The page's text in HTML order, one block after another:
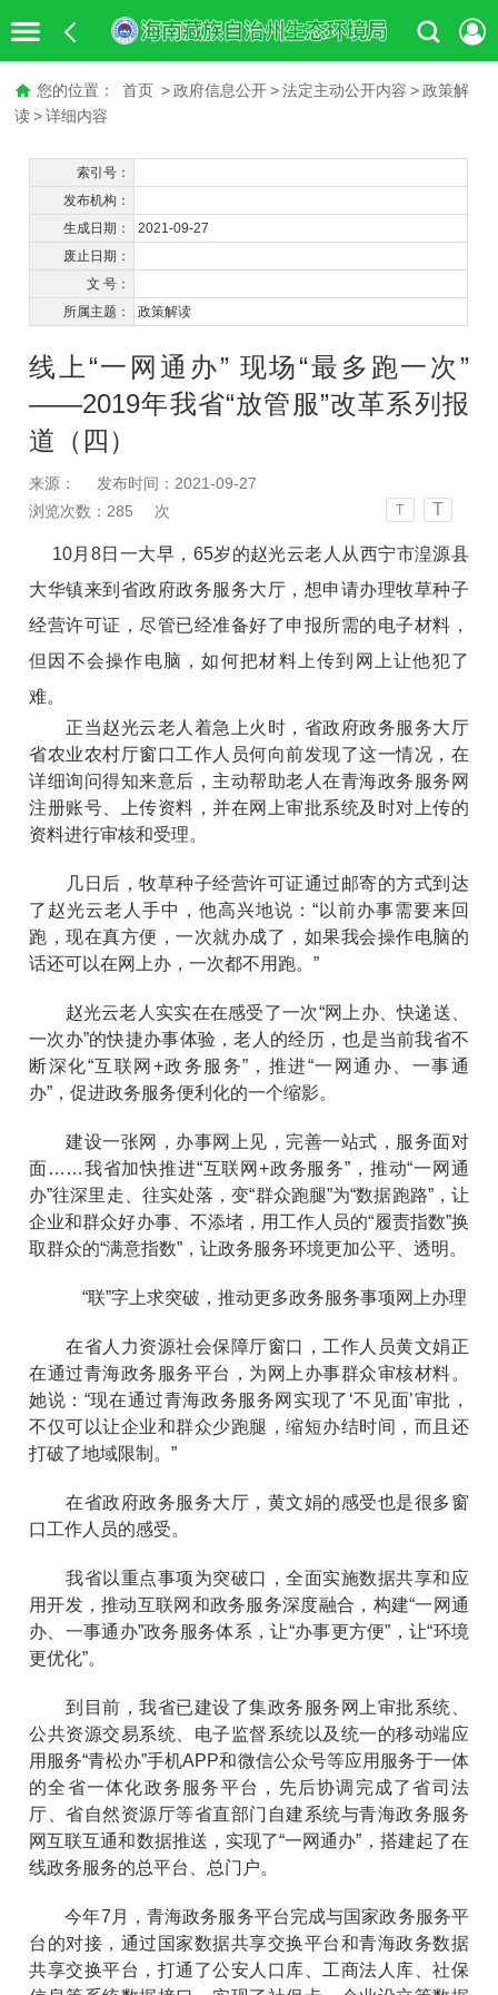
您的位置： 首页 > 政府信息公开 > 法定主动公开内容 > 政策解
读 > 详细内容
索引号：
发布机构：
生成日期：
2021-09-27
废止日期：
文 号：
所属主题：
政策解读
线上“一网通办” 现场“最多跑一次”
——2019年我省“放管服”改革系列报
道（四）
来源：
发布时间：2021-09-27
浏览次数： 285 次 T T
10月8日一大早，65岁的赵光云老人从西宁市湟源县
大华镇来到省政府政务服务大厅，想申请办理牧草种子
经营许可证，尽管已经准备好了申报所需的电子材料，
但因不会操作电脑，如何把材料上传到网上让他犯了
难。
正当赵光云老人着急上火时，省政府政务服务大厅
省农业农村厅窗口工作人员何向前发现了这一情况，在
详细询问得知来意后，主动帮助老人在青海政务服务网
注册账号、上传资料，并在网上审批系统及时对上传的
资料进行审核和受理。
几日后，牧草种子经营许可证通过邮寄的方式到达
了赵光云老人手中，他高兴地说：“以前办事需要来回
跑，现在真方便，一次就办成了，如果我会操作电脑的
话还可以在网上办，一次都不用跑。”
赵光云老人实实在在感受了一次“网上办、快递送、
一次办”的快捷办事体验，老人的经历，也是当前我省不
断深化“互联网+政务服务”，推进“一网通办、一事通
办”，促进政务服务便利化的一个缩影。
建设一张网，办事网上见，完善一站式，服务面对
面……我省加快推进“互联网+政务服务”，推动“一网通
办”往深里走、往实处落，变“群众跑腿”为“数据跑路”，让
企业和群众好办事、不添堵，用工作人员的“履责指数”换
取群众的“满意指数”，让政务服务环境更加公平、透明。
“联”字上求突破，推动更多政务服务事项网上办理
在省人力资源社会保障厅窗口，工作人员黄文娟正
在通过青海政务服务平台，为网上办事群众审核材料。
她说：“现在通过青海政务服务网实现了‘不见面’审批，
不仅可以让企业和群众少跑腿，缩短办结时间，而且还
打破了地域限制。”
在省政府政务服务大厅，黄文娟的感受也是很多窗
口工作人员的感受。
我省以重点事项为突破口，全面实施数据共享和应
用开发，推动互联网和政务服务深度融合，构建“一网通
办、一事通办”政务服务体系，让“办事更方便”，让“环境
更优化”。
到目前，我省已建设了集政务服务网上审批系统、
公共资源交易系统、电子监督系统以及统一的移动端应
用服务“青松办”手机APP和微信公众号等应用服务于一体
的全省一体化政务服务平台，先后协调完成了省司法
厅、省自然资源厅等省直部门自建系统与青海政务服务
网互联互通和数据推送，实现了“一网通办”，搭建起了在
线政务服务的总平台、总门户。
今年7月，青海政务服务平台完成与国家政务服务平
台的对接，通过国家数据共享交换平台和青海政务数据
共享交换平台，打通了公安人口库、工商法人库、社保